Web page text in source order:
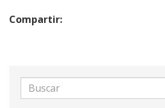
Compartir:
Formulario
de